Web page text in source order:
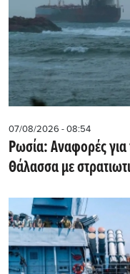
07/08/2026 - 08:54
Ρωσία: Αναφορές
Θάλασσα με